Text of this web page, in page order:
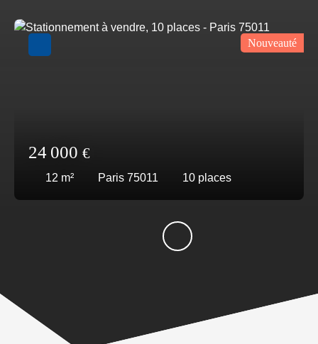
24 000 €
12 m² Paris 75011 10 places
Nouveauté